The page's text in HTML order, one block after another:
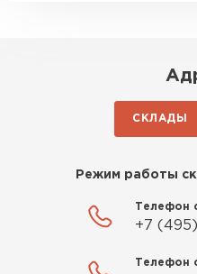
СКЛАДЫ
Режим работы
Телефон
+7 (495)
Телефон